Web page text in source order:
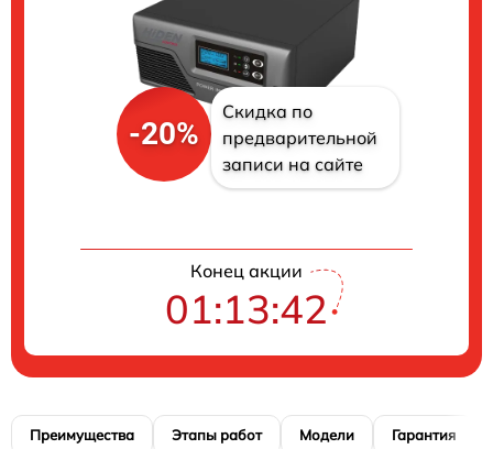
-20%
Скидка по
предварительной
записи на сайте
Конец акции
01:13:41
Преимущества Этапы работ Модели Гарантия